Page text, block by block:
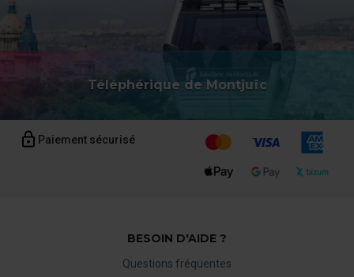
Téléphérique de Montjuïc
Paiement sécurisé
BESOIN D'AIDE ?
Questions fréquentes